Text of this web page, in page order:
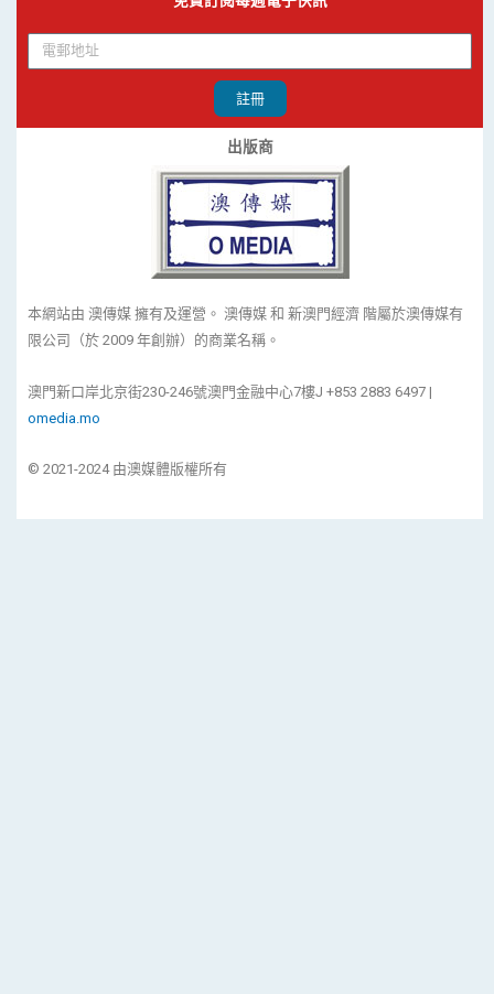
註冊
出版商
本網站由 澳傳媒 擁有及運營。 澳傳媒 和 新澳門經濟 階屬於澳傳媒有
限公司（於 2009 年創辦）的商業名稱。
澳門新口岸北京街230-246號澳門金融中心7樓J +853 2883 6497 |
omedia.mo
© 2021-2024 由澳媒體版權所有